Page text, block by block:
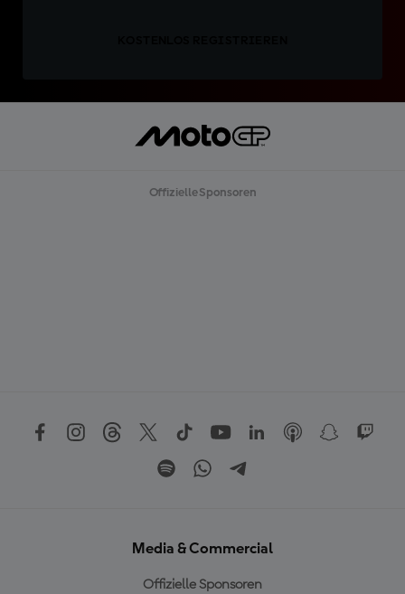
Offizielle Sponsoren
Media & Commercial
Offizielle Sponsoren